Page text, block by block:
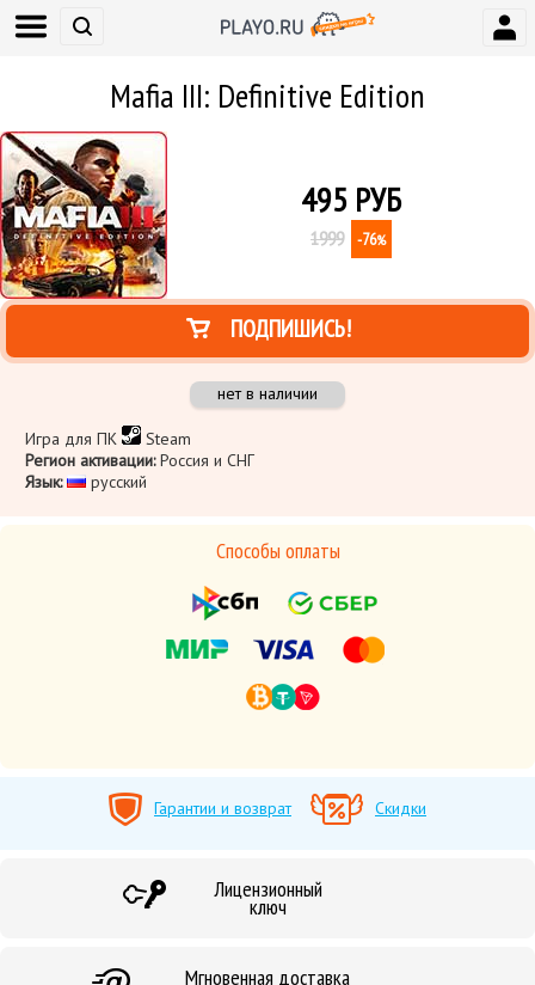
Mafia III: Definitive Edition
495 РУБ
1999 -76%
ПОДПИШИСЬ!
нет в наличии
Игра для ПК
Steam
Регион активации:Россия и СНГ
Язык:
​ русский
Способы оплаты
Гарантии и возврат Скидки
Лицензионный
ключ
Мгновенная доставка